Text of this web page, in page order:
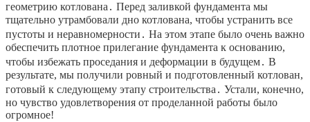
геометрию котлована․ Перед заливкой фундамента мы
тщательно утрамбовали дно котлована, чтобы устранить все
пустоты и неравномерности․ На этом этапе было очень важно
обеспечить плотное прилегание фундамента к основанию,
чтобы избежать проседания и деформации в будущем․ В
результате, мы получили ровный и подготовленный котлован,
готовый к следующему этапу строительства․ Устали, конечно,
но чувство удовлетворения от проделанной работы было
огромное!